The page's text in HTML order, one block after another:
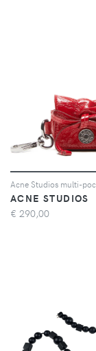
ACNE STUDIOS
€ 290,00